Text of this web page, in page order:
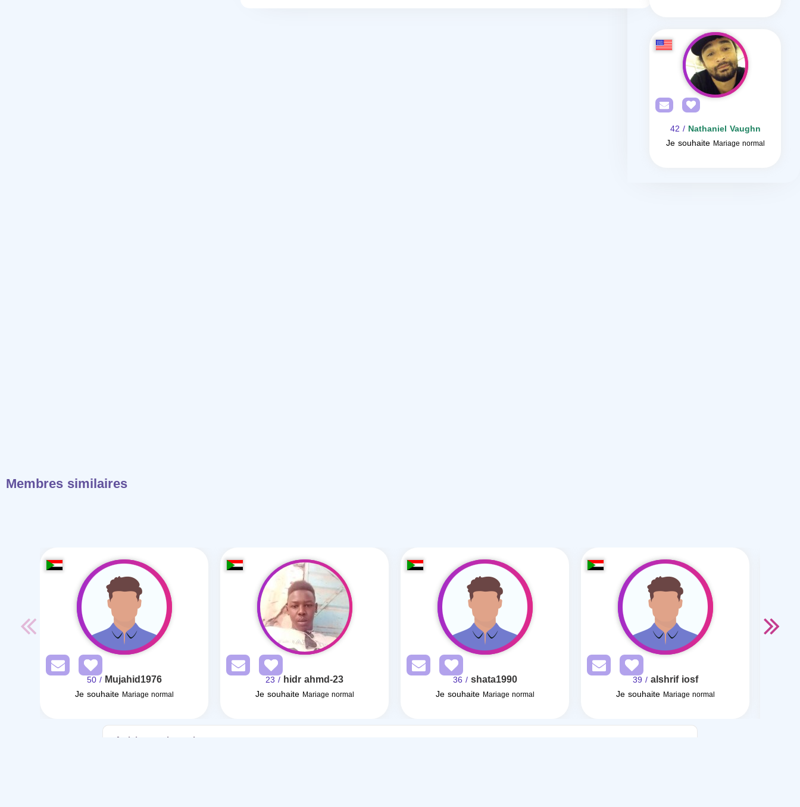
Nathaniel Vaughn
/ 42
Je souhaite Mariage normal
Membres similaires
Mujahid1976
/ 50
Je souhaite Mariage normal
hidr ahmd-23
/ 23
Je souhaite Mariage normal
shata1990
/ 36
Je souhaite Mariage normal
alshrif iosf
/ 39
Je souhaite Mariage normal
Articles sur le mariage